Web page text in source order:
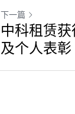
下一篇
中科租赁
及个人表彰